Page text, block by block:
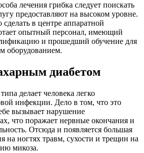
лечения грибка следует поискать
предоставляют на высоком уровне.
в центре аппаратной
опытный персонал, имеющий
и прошедший обучение для
оборудованием.
диабетом
делает человека легко
инфекции. Дело в том, что это
вызывает нарушение
что поражает нервные окончания и
Отсюда и появляется большая
на ногтях травм, сухости и трещин на
микоза.